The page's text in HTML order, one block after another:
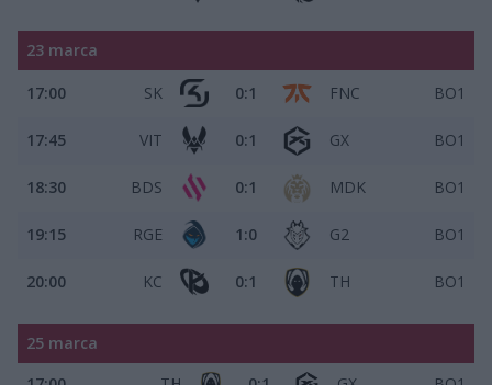
23 marca
17:00 SK 0:1 FNC BO1
17:45 VIT 0:1 GX BO1
18:30 BDS 0:1 MDK BO1
19:15 RGE 1:0 G2 BO1
20:00 KC 0:1 TH BO1
25 marca